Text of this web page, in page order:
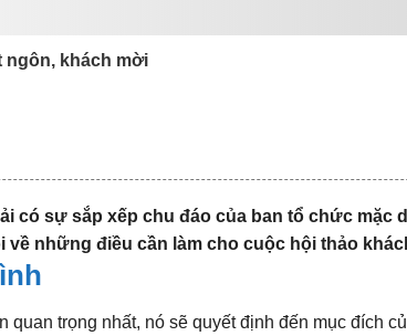
ngôn, khách mời
có sự sắp xếp chu đáo của ban tổ chức mặc
những điều cần làm cho cuộc hội thảo
trọng nhất, nó sẽ quyết định đến mục đích